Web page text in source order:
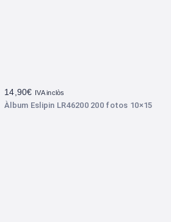
Àlbum Eslipin LR46200 200 fotos 10×15
14,90€ IVA inclòs